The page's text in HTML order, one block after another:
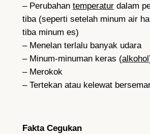
– Perubahan temperaturdalam
tiba (seperti setelah minum air
tiba minum es)
– Menelan terlalu banyak udara
– Minum-minuman keras (alkohol
– Merokok
– Tertekan atau kelewat
Fakta Cegukan